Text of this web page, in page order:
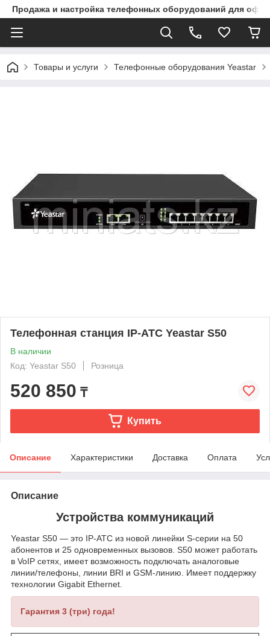
Продажа и настройка телефонных оборудований для
Товары и услуги Телефонные оборудования Yeastar
Телефонная станция IP-АТС Yeastar S50
В наличии
Код: Yeastar S50
Розница
520 850 ₸
Купить
Описание Характеристики Доставка Оплата
Описание
Устройства коммуникаций
Yeastar S50 — это IP-АТС из новой линейки S-серии на 50
абонентов и 25 одновременных вызовов. S50 может работать
в VoIP сетях, имеет возможность подключать аналоговые
линии/телефоны, линии BRI и GSM-линию. Имеет поддержку
технологии Gigabit Ethernet.
Гарантия 3 (три) года!